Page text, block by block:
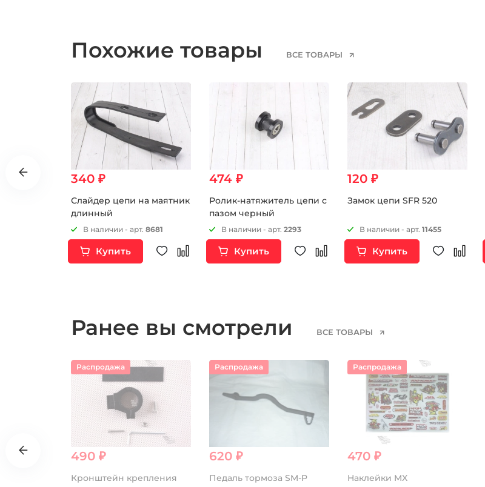
Похожие товары ВСЕ ТОВАРЫ
340 ₽
Слайдер цепи на маятник
длинный
В наличии - арт. 8681
Купить
474 ₽
Ролик-натяжитель цепи с
пазом черный
В наличии - арт. 2293
Купить
120 ₽
Замок цепи SFR 520
В наличии - арт. 11455
Купить
Ранее вы смотрели ВСЕ ТОВАРЫ
Распродажа
490 ₽
Кронштейн крепления
Распродажа
620 ₽
Педаль тормоза SM-P
Распродажа
470 ₽
Наклейки MX